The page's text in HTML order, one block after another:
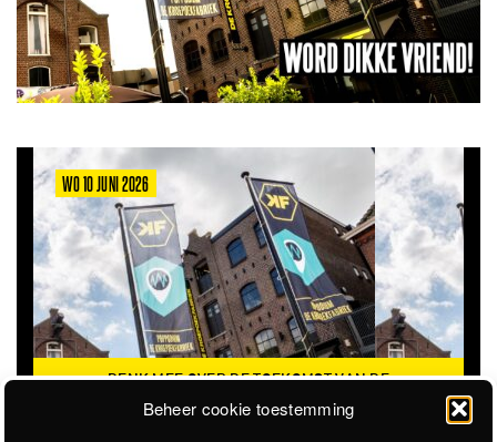
Beheer cookie toestemming
WO 10 JUNI 2026
DENK MEE OVER DE TOEKOMST VAN DE
KROEPOEKFABRIEK